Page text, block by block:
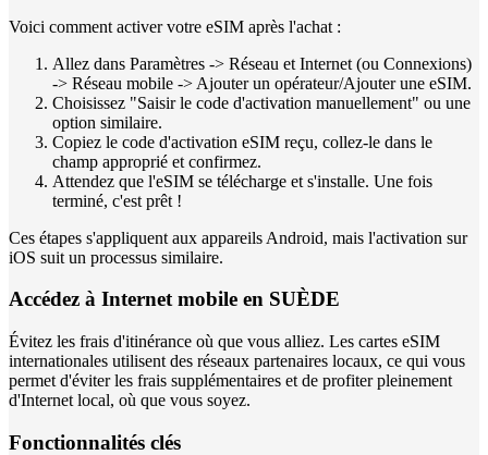
Voici comment activer votre eSIM après l'achat :
Allez dans Paramètres -> Réseau et Internet (ou Connexions)
-> Réseau mobile -> Ajouter un opérateur/Ajouter une eSIM.
Choisissez "Saisir le code d'activation manuellement" ou une
option similaire.
Copiez le code d'activation eSIM reçu, collez-le dans le
champ approprié et confirmez.
Attendez que l'eSIM se télécharge et s'installe. Une fois
terminé, c'est prêt !
Ces étapes s'appliquent aux appareils Android, mais l'activation sur
iOS suit un processus similaire.
Accédez à Internet mobile en SUÈDE
Évitez les frais d'itinérance où que vous alliez. Les cartes eSIM
internationales utilisent des réseaux partenaires locaux, ce qui vous
permet d'éviter les frais supplémentaires et de profiter pleinement
d'Internet local, où que vous soyez.
Fonctionnalités clés